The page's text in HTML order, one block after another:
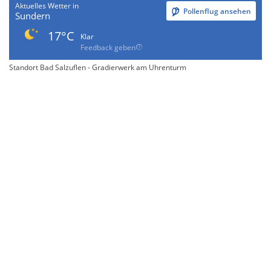
Aktuelles Wetter in
Sundern Pollenflug ansehen
17°C
Klar
Feedback geben
Standort Bad Salzuflen - Gradierwerk am Uhrenturm